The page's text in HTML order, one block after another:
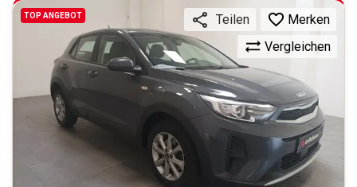
TOP ANGEBOT
Vergleichen
Teilen Merken